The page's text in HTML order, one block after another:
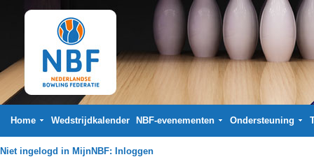
Home Wedstrijdkalender NBF-evenementen Ondersteuning
Niet ingelogd in MijnNBF: Inloggen